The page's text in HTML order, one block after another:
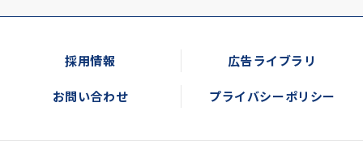
採用情報 広告ライブラリ
お問い合わせ プライバシーポリシー